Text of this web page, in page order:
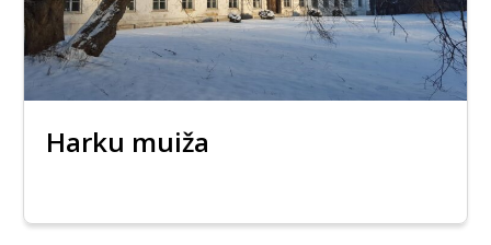
Harku muiža